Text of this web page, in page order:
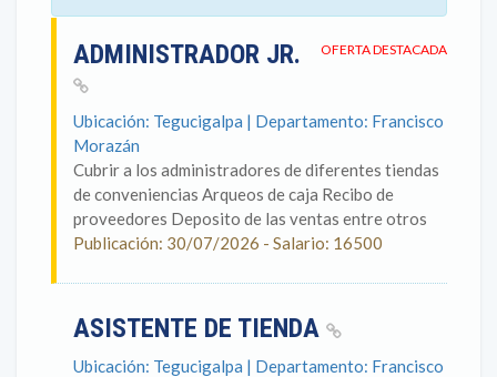
OFERTA DESTACADA
ADMINISTRADOR JR.
Ubicación: Tegucigalpa | Departamento: Francisco
Morazán
Cubrir a los administradores de diferentes tiendas
de conveniencias Arqueos de caja Recibo de
proveedores Deposito de las ventas entre otros
Publicación: 30/07/2026 - Salario: 16500
ASISTENTE DE TIENDA
Ubicación: Tegucigalpa | Departamento: Francisco